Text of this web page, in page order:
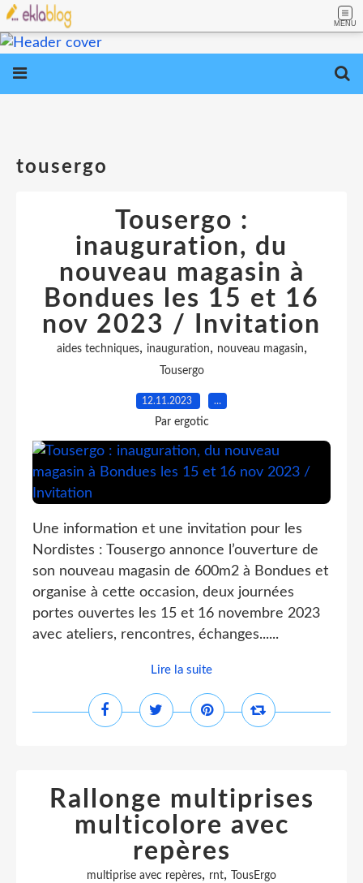
MENU
tousergo
Tousergo :
inauguration, du
nouveau magasin à
Bondues les 15 et 16
nov 2023 / Invitation
aides techniques, inauguration, nouveau magasin,
Tousergo
12.11.2023 …
Par ergotic
Une information et une invitation pour les
Nordistes : Tousergo annonce l’ouverture de
son nouveau magasin de 600m2 à Bondues et
organise à cette occasion, deux journées
portes ouvertes les 15 et 16 novembre 2023
avec ateliers, rencontres, échanges......
Lire la suite
Rallonge multiprises
multicolore avec
repères
multiprise avec repères, rnt, TousErgo